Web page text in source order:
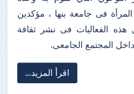
فى جامعة بنها ، مؤكدين
هذه الفعاليات فى نشر ثقافة
داخل المجتمع الجامعى.
اقرأ المزيد...